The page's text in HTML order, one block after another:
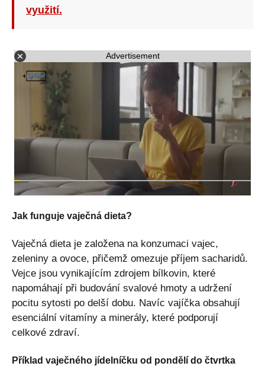
využití.
Advertisement
Jak funguje vaječná dieta?
Vaječná dieta je založena na konzumaci vajec,
zeleniny a ovoce, přičemž omezuje příjem sacharidů.
Vejce jsou vynikajícím zdrojem bílkovin, které
napomáhají při budování svalové hmoty a udržení
pocitu sytosti po delší dobu. Navíc vajíčka obsahují
esenciální vitamíny a minerály, které podporují
celkové zdraví.
Příklad vaječného jídelníčku od pondělí do čtvrtka